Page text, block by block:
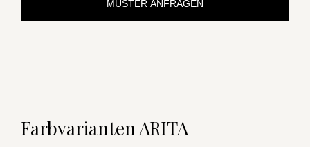
MUSTER ANFRAGEN
Farbvarianten ARITA